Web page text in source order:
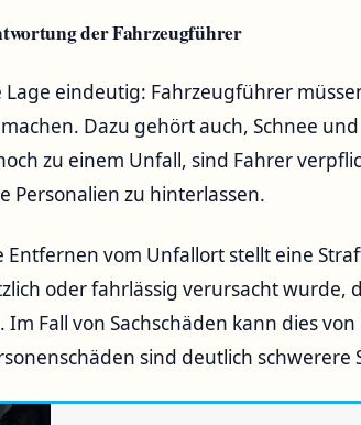
der Fahrzeugführer
Lage eindeutig: Fahrzeugführer
Dazu gehört auch, Schnee
zu einem Unfall, sind Fahrer
Personalien zu hinterlassen.
Entfernen vom Unfallort stellt eine
oder fahrlässig verursacht wurde,
Im Fall von Sachschäden kann dies
sind deutlich schwerere